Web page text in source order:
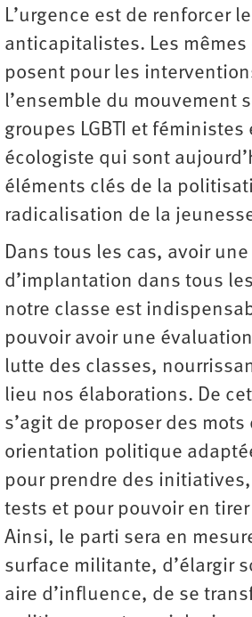
L’urgence est de renforcer
anticapitalistes. Les
posent pour les
l’ensemble du mouvement
groupes LGBTI et
écologiste qui sont
éléments clés de la
radicalisation de la
Dans tous les cas, avoir
d’implantation dans tous
notre classe est
pouvoir avoir une
lutte des classes,
lieu nos élaborations. De
s’agit de proposer des mots
orientation politique
pour prendre des
tests et pour pouvoir en
Ainsi, le parti sera en
surface militante, d’élargir
aire d’influence, de se